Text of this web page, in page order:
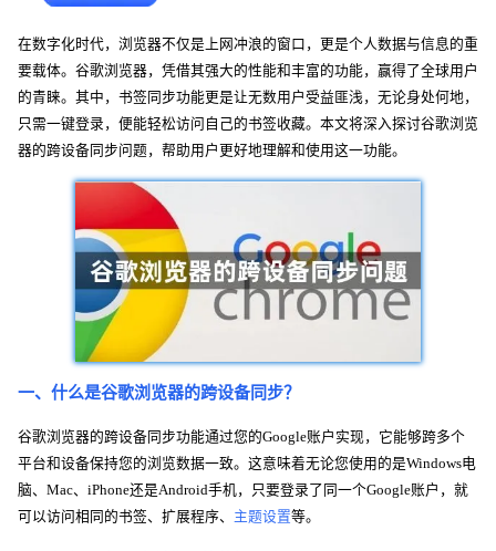
在数字化时代，浏览器不仅是上网冲浪的窗口，更是个人数据与信息的重
要载体。谷歌浏览器，凭借其强大的性能和丰富的功能，赢得了全球用户
的青睐。其中，书签同步功能更是让无数用户受益匪浅，无论身处何地，
只需一键登录，便能轻松访问自己的书签收藏。本文将深入探讨谷歌浏览
器的跨设备同步问题，帮助用户更好地理解和使用这一功能。
一、什么是谷歌浏览器的跨设备同步？
谷歌浏览器的跨设备同步功能通过您的Google账户实现，它能够跨多个
平台和设备保持您的浏览数据一致。这意味着无论您使用的是Windows电
脑、Mac、iPhone还是Android手机，只要登录了同一个Google账户，就
可以访问相同的书签、扩展程序、 主题设置等。